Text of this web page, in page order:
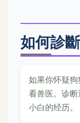
如何診
如果你怀疑
看兽医。诊
小白的经历。